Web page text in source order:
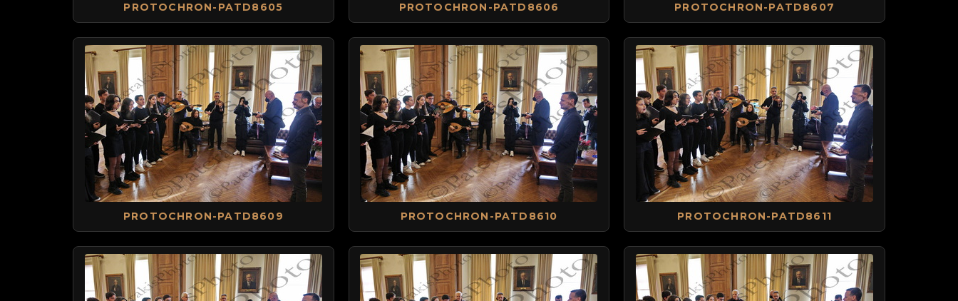
PROTOCHRON-PATD8605 PROTOCHRON-PATD8606 PROTOCHRON-PATD8607
PROTOCHRON-PATD8609 PROTOCHRON-PATD8610 PROTOCHRON-PATD8611